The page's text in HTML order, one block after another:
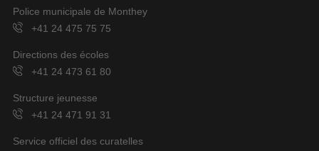
Police municipale de Monthey
+41 24 475 75 75
Directions des écoles
+41 24 473 61 80
Structure jeunesse
+41 24 471 91 31
Service officiel des curatelles